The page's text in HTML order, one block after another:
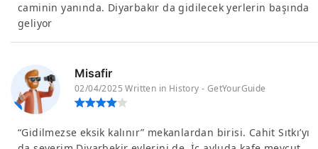
caminin yanında. Diyarbakır da gidilecek yerlerin başında
geliyor
Misafir
02/04/2025 Written in History - GetYourGuide
“Gidilmezse eksik kalınır” mekanlardan birisi. Cahit Sıtkı’yı